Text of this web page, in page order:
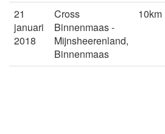
21
januari
2018
Cross
Binnenmaas -
Mijnsheerenland,
Binnenmaas
10km